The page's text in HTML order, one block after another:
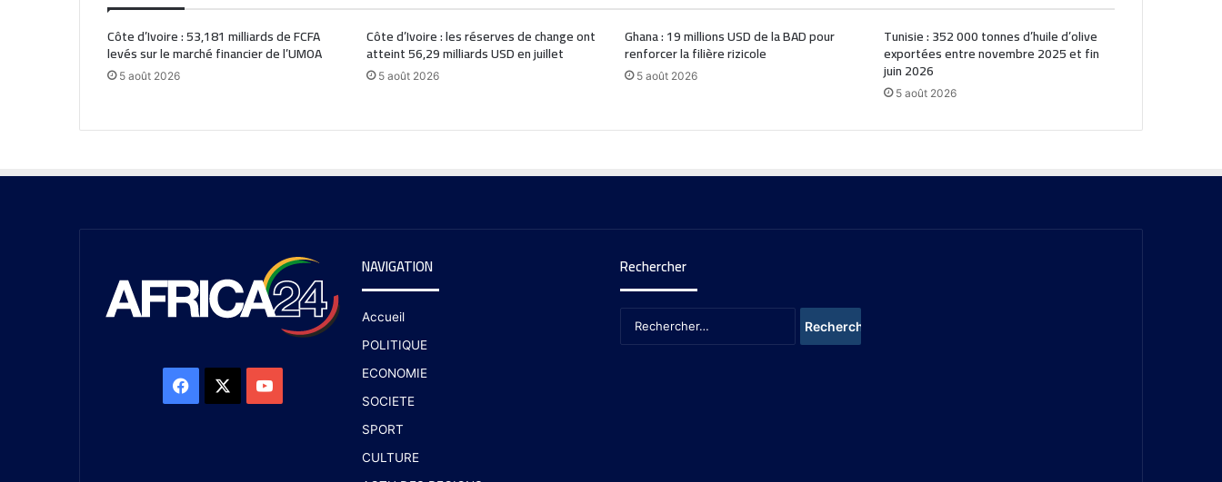
Côte d’Ivoire : 53,181 milliards de FCFA
levés sur le marché financier de l’UMOA
5 août 2026
Côte d’Ivoire : les réserves de change ont
atteint 56,29 milliards USD en juillet
5 août 2026
Ghana : 19 millions USD de la BAD pour
renforcer la filière rizicole
5 août 2026
Tunisie : 352 000 tonnes d’huile d’olive
exportées entre novembre 2025 et fin
juin 2026
5 août 2026
NAVIGATION
Accueil
POLITIQUE
ECONOMIE
SOCIETE
SPORT
CULTURE
Rechercher